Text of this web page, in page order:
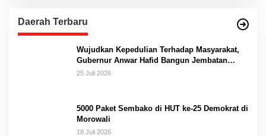
Daerah Terbaru
Wujudkan Kepedulian Terhadap Masyarakat,
Gubernur Anwar Hafid Bangun Jembatan
Gantung Masungkang dengan Dana Pribadi
25 Juli 2026
5000 Paket Sembako di HUT ke-25 Demokrat di
Morowali
18 Juli 2026